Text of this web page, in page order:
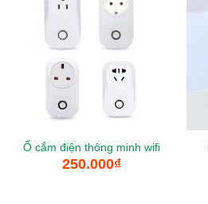
Ổ cắm điện thông minh wifi
250.000₫